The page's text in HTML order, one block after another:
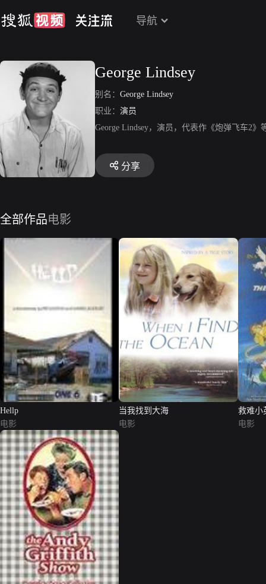
导航
George Lindsey
别名： George Lindsey
职业： 演员
George Lindsey，演员，代表作《炮弹飞车2》
分享
全部作品电影
Hellp
电影
当我找到大海
电影
救难小
电影